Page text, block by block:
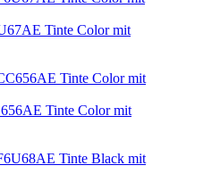
Tinte Color mit
Tinte Color mit